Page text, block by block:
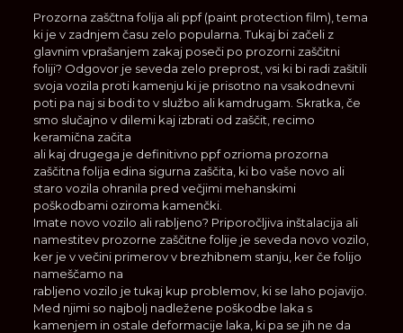
Prozorna zaščtna folija ali ppf (paint protection film), tema
ki je v zadnjem času zelo popularna. Tukaj bi začeli z
glavnim vprašanjem zakaj poseči po prozorni zaščitni
foliji? Odgovor je seveda zelo preprost, vsi ki bi radi zašitili
svoja vozila proti kamenju ki je prisotno na vsakodnevni
poti pa naj si bodi to v službo ali kamdrugam. Skratka, če
smo slučajno v dilemi kaj izbrati od zaščit, recimo
keramična začita
ali kaj drugega je definitivno ppf ozrioma prozorna
zaščitna folija edina sigurna zaščita, ki bo vaše novo ali
staro vozila ohranila pred večjimi mehanskimi
poškodbami oziroma kamenčki.
Imate novo vozilo ali rabljeno? Priporočljiva inštalacija ali
namestitev prozorne zaščitne folije je seveda novo vozilo,
ker je v večini primerov v brezhibnem stanju, ker če folijo
nameščamo na
rabljeno vozilo je tukaj kup problemov, ki se laho pojavijo.
Med njimi so najbolj nadležene poškodbe laka s
kamenjem in ostale deformacije laka, ki pa se jih ne da